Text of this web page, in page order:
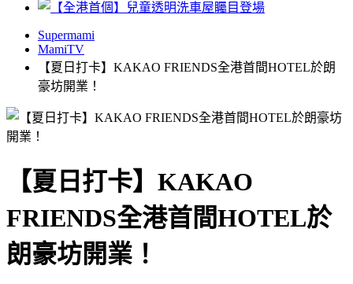
Supermami
MamiTV
【夏日打卡】KAKAO FRIENDS全港首間HOTEL於朗
豪坊開業！
【夏日打卡】KAKAO
FRIENDS全港首間HOTEL於
朗豪坊開業！